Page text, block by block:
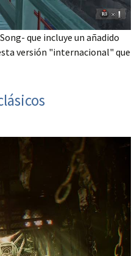
que incluye un añadido
versión "internacional" que